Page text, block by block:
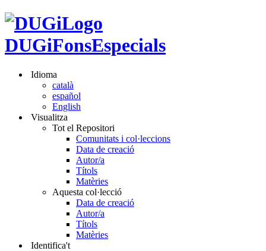
DUGiFonsEspecials
Idioma
català
español
English
Visualitza
Tot el Repositori
Comunitats i col·leccions
Data de creació
Autor/a
Títols
Matèries
Aquesta col·lecció
Data de creació
Autor/a
Títols
Matèries
Identifica't